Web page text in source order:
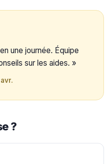
une journée. Équipe
sur les aides. »
?